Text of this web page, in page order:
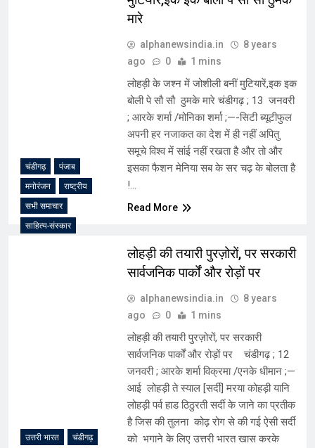
मारे
alphanewsindia.in
8 years
ago
0 1 mins
लोहड़ी के जश्न में जोशीली बनीं मुटियारें,इक इक
बोली पे सौ सौ ठुमके मारे चंडीगढ़ ; 13 जनवरी
; आरके शर्मा /मोनिका शर्मा ;—-सिटी ब्यूटीफुल
अपनी हर नजाकत का देश में ही नहीं अपितु
समूचे विश्व में सांई नहीं रखता है और तो और
इसका फैशन मेनिया सब के सर चढ़ के बोलता है
!…
Read More
चंडीगढ़
पंजाब
मनोरंजन
राष्ट्रीय
सभी समाचार
साहित्य-संस्कार
लोहड़ी की तयारी पुरज़ोरों, पर सरकारी
सार्वजनिक पार्कों और रोड़ों पर
alphanewsindia.in
8 years
ago
0 1 mins
लोहड़ी की तयारी पुरज़ोरों, पर सरकारी
सार्वजनिक पार्कों और रोड़ों पर चंडीगढ़ ; 12
जनवरी ; आरके शर्मा विक्रमा /एनके धीमान ;—
आई लोहड़ी ते स्याल [सर्दी] मरया कोहड़ी यानि
लोहड़ी पर्व हाड ठिठुरती सर्दी के जाने का प्रतीक
है जिस की तुलना कोढ़ रोग से की गई ऐसी सर्दी
को भगाने के लिए उत्तरी भारत खास करके
उत्तरी भारत
चंडीगढ़